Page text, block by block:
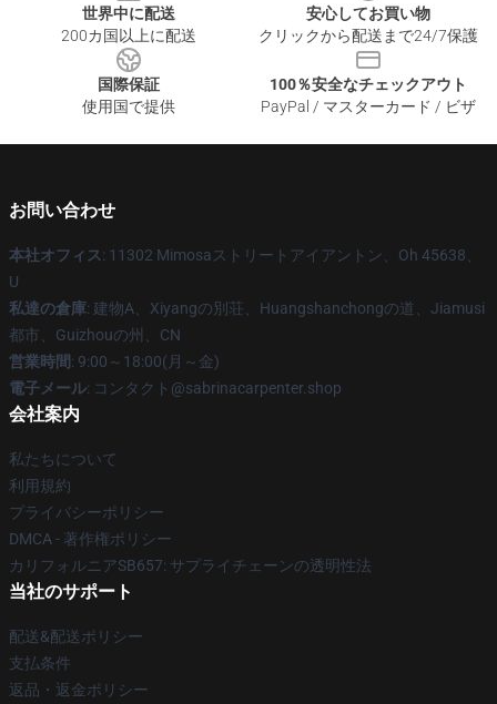
世界中に配送
200カ国以上に配送
安心してお買い物
クリックから配送まで24/7保護
国際保証
使用国で提供
100％安全なチェックアウト
PayPal / マスターカード / ビザ
お問い合わせ
本社オフィス: 11302 Mimosaストリートアイアントン、Oh 45638、
U
私達の倉庫: 建物A、Xiyangの別荘、Huangshanchongの道、Jiamusi
都市、Guizhouの州、CN
営業時間: 9:00～18:00(月～金)
電子メール: コンタクト@sabrinacarpenter.shop
会社案内
私たちについて
利用規約
プライバシーポリシー
DMCA - 著作権ポリシー
カリフォルニアSB657: サプライチェーンの透明性法
当社のサポート
配送&配送ポリシー
支払条件
返品・返金ポリシー